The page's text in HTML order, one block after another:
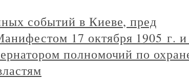
событий в Киеве, пред
17 октября 1905 г. и
полномочий по